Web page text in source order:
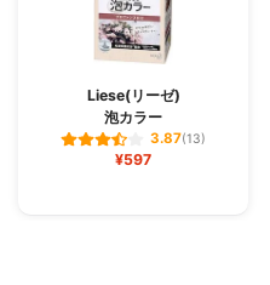
Liese(リーゼ)
泡カラー
3.87(13)
¥597